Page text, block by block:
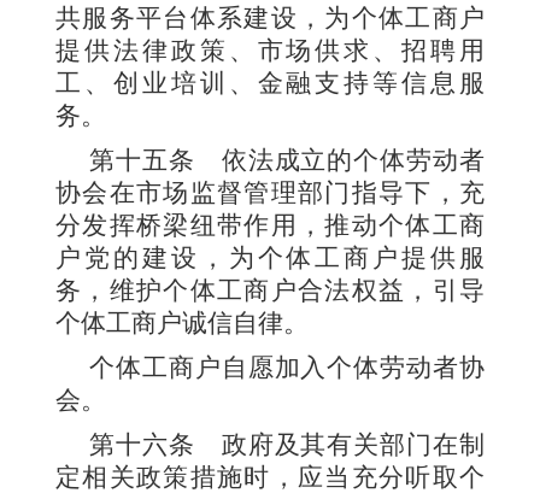
共服务平台体系建设，为个体工商户
提供法律政策、市场供求、招聘用
工、创业培训、金融支持等信息服
务。
第十五条 依法成立的个体劳动者
协会在市场监督管理部门指导下，充
分发挥桥梁纽带作用，推动个体工商
户党的建设，为个体工商户提供服
务，维护个体工商户合法权益，引导
个体工商户诚信自律。
个体工商户自愿加入个体劳动者协
会。
第十六条 政府及其有关部门在制
定相关政策措施时，应当充分听取个